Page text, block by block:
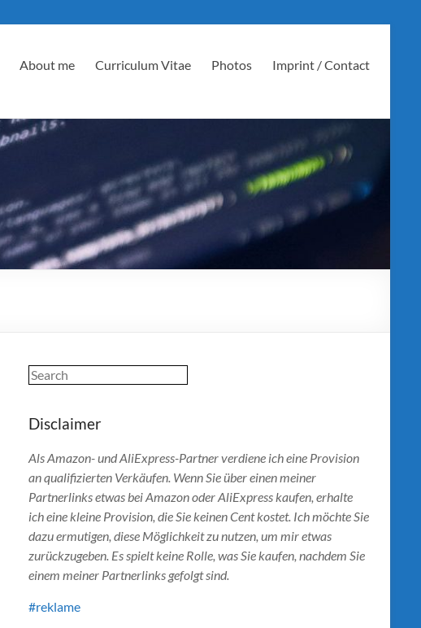
About me Curriculum Vitae Photos Imprint / Contact
Search
Disclaimer
Als Amazon- und AliExpress-Partner verdiene ich eine Provision
an qualifizierten Verkäufen. Wenn Sie über einen meiner
Partnerlinks etwas bei Amazon oder AliExpress kaufen, erhalte
ich eine kleine Provision, die Sie keinen Cent kostet. Ich möchte Sie
dazu ermutigen, diese Möglichkeit zu nutzen, um mir etwas
zurückzugeben. Es spielt keine Rolle, was Sie kaufen, nachdem Sie
einem meiner Partnerlinks gefolgt sind.
#reklame